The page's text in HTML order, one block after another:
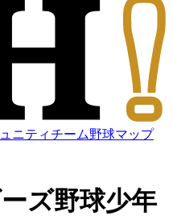
ニティチーム野球マップ
ズ野球少年